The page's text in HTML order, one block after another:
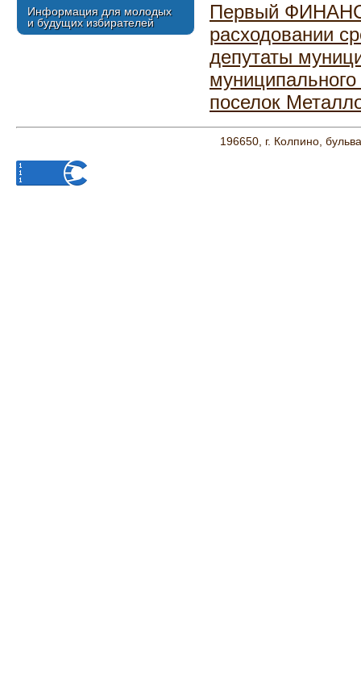
Информация для молодых
и будущих избирателей
Первый
расходовании
депутаты
поселок
196650, г. Колпино,